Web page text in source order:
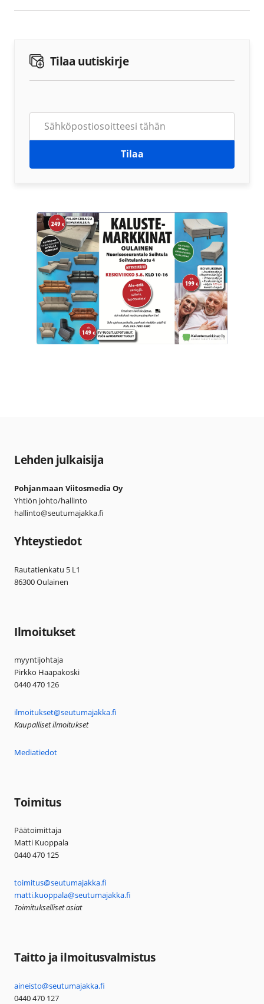
Tilaa uutiskirje
Tilaa
Lehden julkaisija
Pohjanmaan Viitosmedia Oy
Yhtiön johto/hallinto
hallinto@seutumajakka.fi
Yhteystiedot
Rautatienkatu 5 L1
86300 Oulainen
Ilmoitukset
myyntijohtaja
Pirkko Haapakoski
0440 470 126
ilmoitukset@seutumajakka.fi
Kaupalliset ilmoitukset
Mediatiedot
Toimitus
Päätoimittaja
Matti Kuoppala
0440 470 125
toimitus@seutumajakka.fi
matti.kuoppala@seutumajakka.fi
Toimitukselliset asiat
Taitto ja ilmoitusvalmistus
aineisto@seutumajakka.fi
0440 470 127